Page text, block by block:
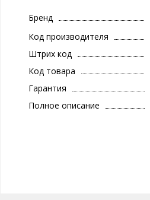
Бренд
Код производителя
Штрих код
Код товара
Гарантия
Полное описание